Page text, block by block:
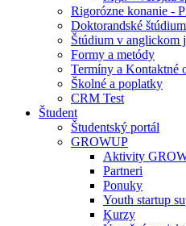
Rigorózne konanie -
Doktorandské
Štúdium v anglickom
Formy a metódy
Termíny a Kontaktné
Školné a poplatky
CRM Test
Študent
Študentský portál
GROWUP
Aktivity
Partneri
Ponuky
Youth startup
Kurzy